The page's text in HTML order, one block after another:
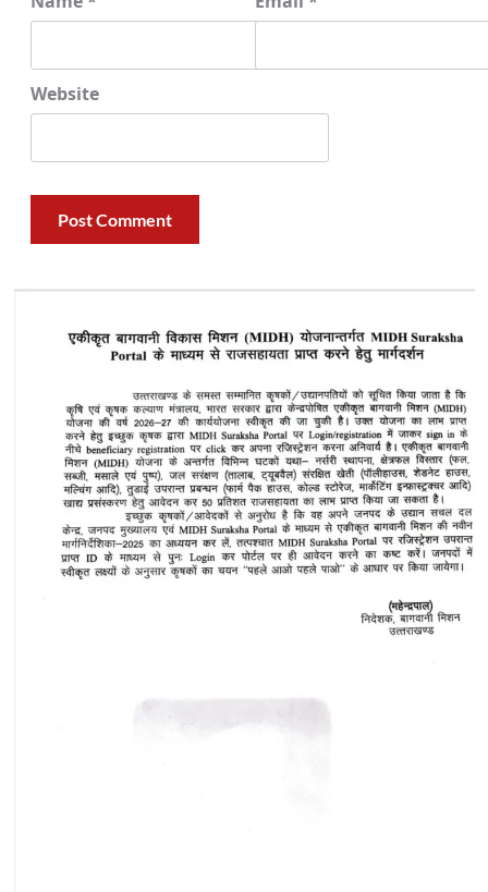
Website